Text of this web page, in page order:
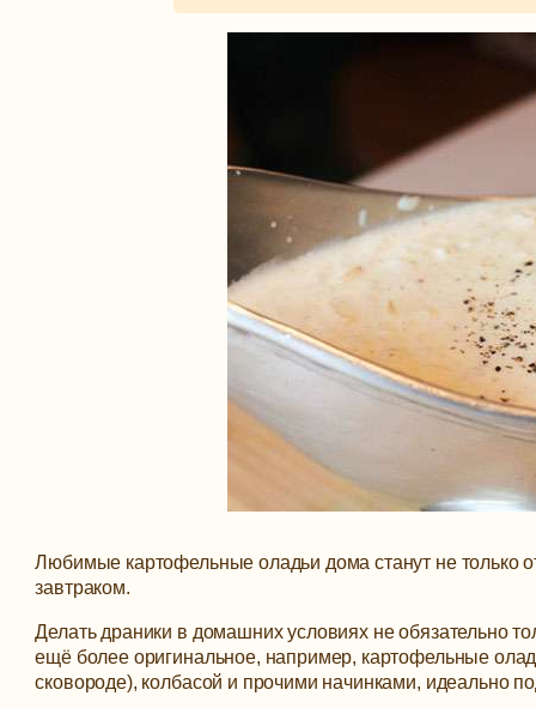
Любимые картофельные оладьи дома станут не
завтраком.
Делать драники в домашних условиях не обязательно
ещё более оригинальное, например, картофельные
сковороде), колбасой и прочими начинками, идеально